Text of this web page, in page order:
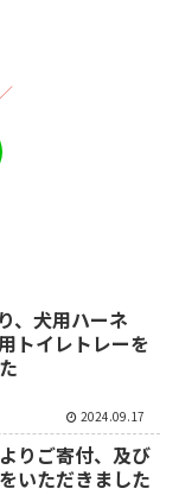
、犬用ハーネ
トイレトレーを
2024.09.17
りご寄付、及び
いただきました